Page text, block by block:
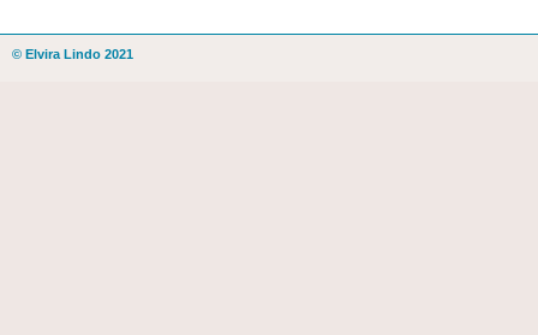
© Elvira Lindo 2021